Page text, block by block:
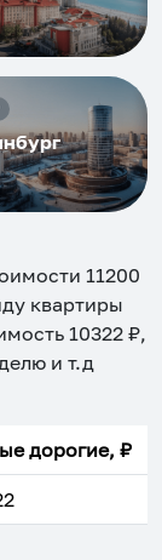
11200
квартиры
10322 ₽,
и т.д
дорогие, ₽